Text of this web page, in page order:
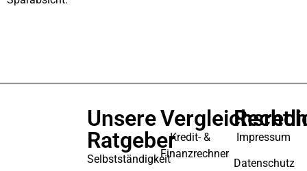
Unsere
Ratgeber
Selbstständigkeit
Kredit- &
Finanzrechner
Impressum
Datenschutz